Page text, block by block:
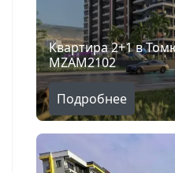
Квартира 2+1 в
MZAM2102
Подробнее